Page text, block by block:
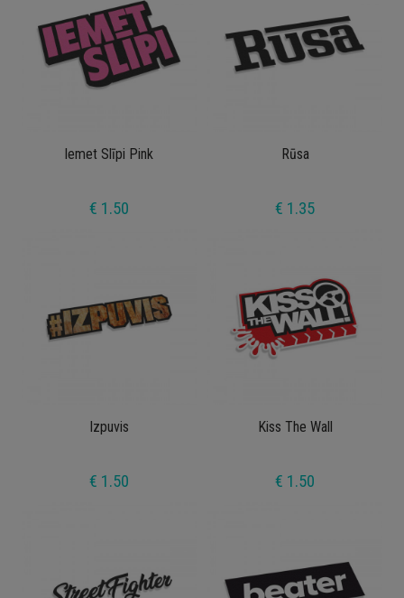
Iemet Slīpi Pink
€ 1.50
Rūsa
€ 1.35
Izpuvis
€ 1.50
Kiss The Wall
€ 1.50